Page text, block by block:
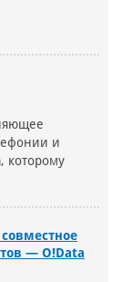
и
которому
— O!Data